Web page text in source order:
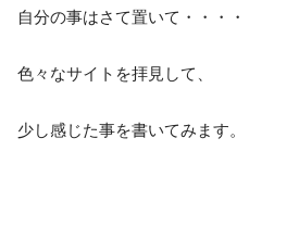
自分の事はさて置いて・・・・
色々なサイトを拝見して、
少し感じた事を書いてみます。